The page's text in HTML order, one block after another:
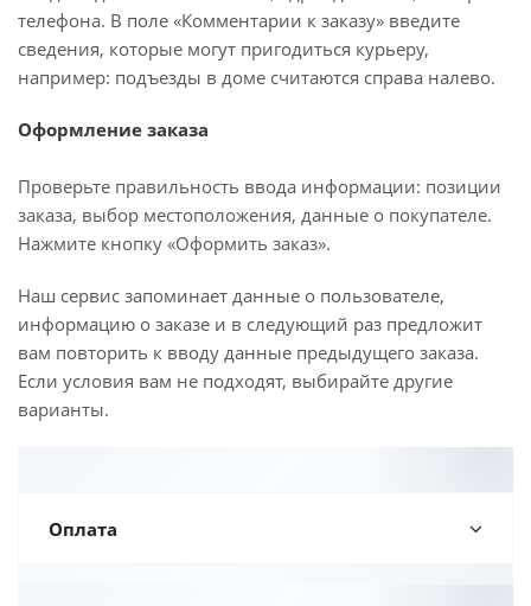
телефона. В поле «Комментарии к заказу» введите
сведения, которые могут пригодиться курьеру,
например: подъезды в доме считаются справа налево.
Оформление заказа
Проверьте правильность ввода информации: позиции
заказа, выбор местоположения, данные о покупателе.
Нажмите кнопку «Оформить заказ».
Наш сервис запоминает данные о пользователе,
информацию о заказе и в следующий раз предложит
вам повторить к вводу данные предыдущего заказа.
Если условия вам не подходят, выбирайте другие
варианты.
Оплата